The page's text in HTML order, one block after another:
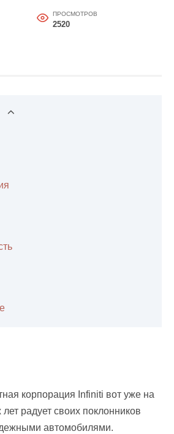
ПРОСМОТРОВ
2520
корпорация Infiniti вот уже на
радует своих поклонников
автомобилями.